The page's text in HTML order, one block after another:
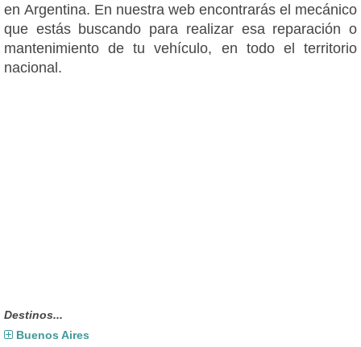
en Argentina. En nuestra web encontrarás el mecánico
que estás buscando para realizar esa reparación o
mantenimiento de tu vehículo, en todo el territorio
nacional.
Destinos...
Buenos Aires